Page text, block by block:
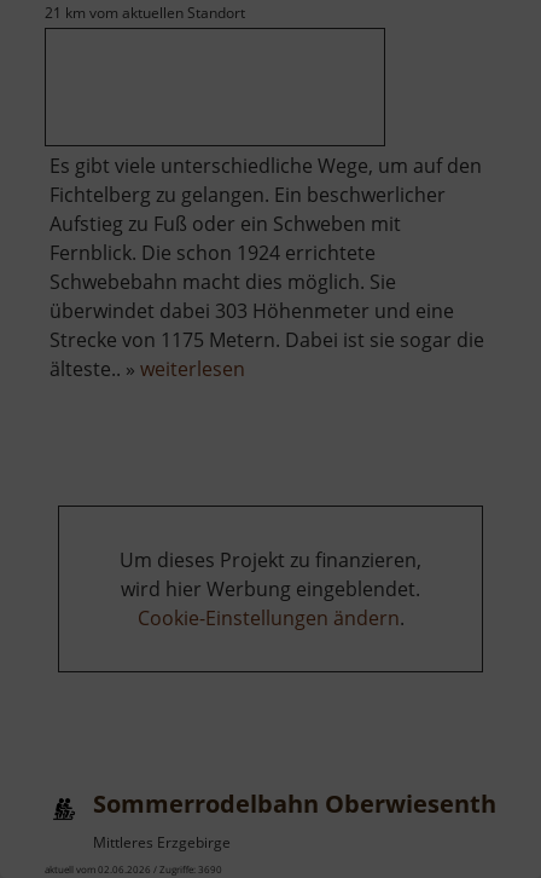
21 km vom aktuellen Standort
Es gibt viele unterschiedliche Wege, um auf den
Fichtelberg zu gelangen. Ein beschwerlicher
Aufstieg zu Fuß oder ein Schweben mit
Fernblick. Die schon 1924 errichtete
Schwebebahn macht dies möglich. Sie
überwindet dabei 303 Höhenmeter und eine
Strecke von 1175 Metern. Dabei ist sie sogar die
älteste.. » weiterlesen
Um dieses Projekt zu finanzieren,
wird hier Werbung eingeblendet.
Cookie-Einstellungen ändern.
Sommerrodelbahn Oberwiesenthal
Mittleres Erzgebirge
aktuell vom 02.06.2026 / Zugriffe: 3690